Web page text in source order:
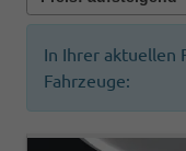
In Ihrer aktuellen
Fahrzeuge: